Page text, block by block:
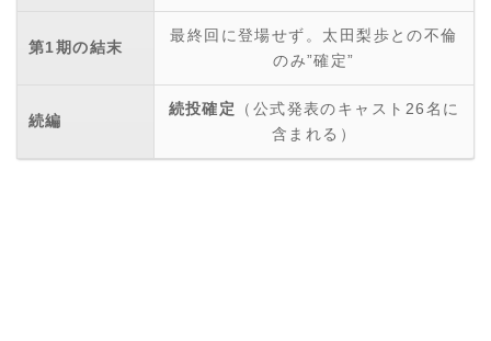
第1期の結末
最終回に登場せず。太田梨歩との不倫
のみ”確定”
続編
続投確定
（公式発表のキャスト26名に
含まれる）